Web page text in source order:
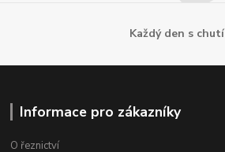
Každý den s chutí
Informace pro zákazníky
O řeznictví